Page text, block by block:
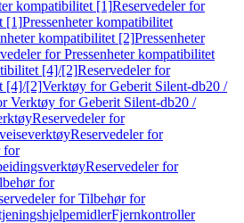
kompatibilitet [1]Reservedeler for
[1]Pressenheter kompatibilitet
kompatibilitet [2]Pressenheter
for Pressenheter kompatibilitet
[4]/[2]Reservedeler for
[4]/[2]Verktøy for Geberit Silent-db20 /
Verktøy for Geberit Silent-db20 /
Reservedeler for
Reservedeler for
for
Reservedeler for
for
for Tilbehør for
Fjernkontroller